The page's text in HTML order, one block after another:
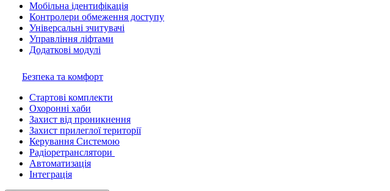
Мобільна ідентифікація
Контролери обмеження доступу
Універсальні зчитувачі
Управління ліфтами
Додаткові модулі
Безпека та комфорт
Стартові комплекти
Охоронні хаби
Захист від проникнення
Захист прилеглої території
Керування Системою
Радіоретранслятори
Автоматизація
Інтеграція